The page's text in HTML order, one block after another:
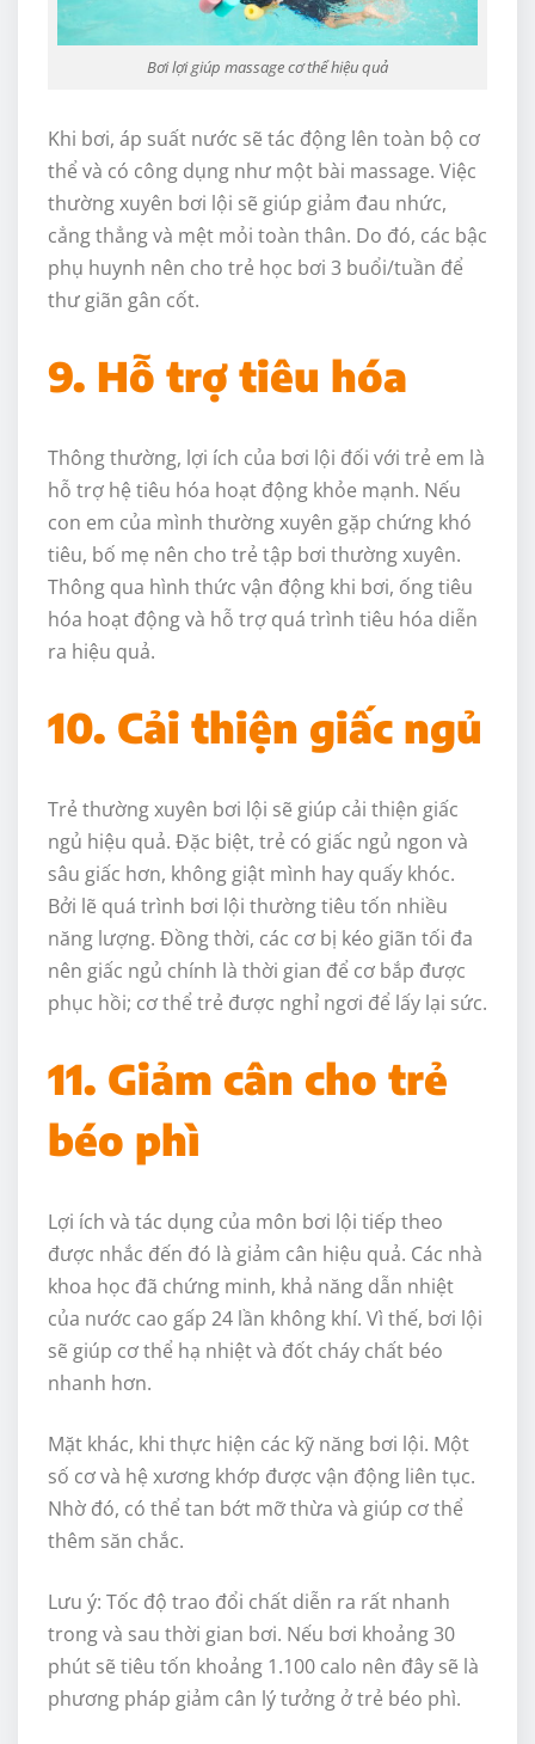
Bơi lợi giúp massage cơ thể hiệu quả
Khi bơi, áp suất nước sẽ tác động lên toàn bộ cơ
thể và có công dụng như một bài massage. Việc
thường xuyên bơi lội sẽ giúp giảm đau nhức,
cẳng thẳng và mệt mỏi toàn thân. Do đó, các bậc
phụ huynh nên cho trẻ học bơi 3 buổi/tuần để
thư giãn gân cốt.
9. Hỗ trợ tiêu hóa
Thông thường, lợi ích của bơi lội đối với trẻ em là
hỗ trợ hệ tiêu hóa hoạt động khỏe mạnh. Nếu
con em của mình thường xuyên gặp chứng khó
tiêu, bố mẹ nên cho trẻ tập bơi thường xuyên.
Thông qua hình thức vận động khi bơi, ống tiêu
hóa hoạt động và hỗ trợ quá trình tiêu hóa diễn
ra hiệu quả.
10. Cải thiện giấc ngủ
Trẻ thường xuyên bơi lội sẽ giúp cải thiện giấc
ngủ hiệu quả. Đặc biệt, trẻ có giấc ngủ ngon và
sâu giấc hơn, không giật mình hay quấy khóc.
Bởi lẽ quá trình bơi lội thường tiêu tốn nhiều
năng lượng. Đồng thời, các cơ bị kéo giãn tối đa
nên giấc ngủ chính là thời gian để cơ bắp được
phục hồi; cơ thể trẻ được nghỉ ngơi để lấy lại sức.
11. Giảm cân cho trẻ
béo phì
Lợi ích và tác dụng của môn bơi lội tiếp theo
được nhắc đến đó là giảm cân hiệu quả. Các nhà
khoa học đã chứng minh, khả năng dẫn nhiệt
của nước cao gấp 24 lần không khí. Vì thế, bơi lội
sẽ giúp cơ thể hạ nhiệt và đốt cháy chất béo
nhanh hơn.
Mặt khác, khi thực hiện các kỹ năng bơi lội. Một
số cơ và hệ xương khớp được vận động liên tục.
Nhờ đó, có thể tan bớt mỡ thừa và giúp cơ thể
thêm săn chắc.
Lưu ý: Tốc độ trao đổi chất diễn ra rất nhanh
trong và sau thời gian bơi. Nếu bơi khoảng 30
phút sẽ tiêu tốn khoảng 1.100 calo nên đây sẽ là
phương pháp giảm cân lý tưởng ở trẻ béo phì.